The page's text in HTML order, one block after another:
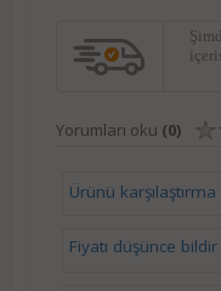
Yorumları oku (0)
Ürünü
Fiyatı düşünce bildir